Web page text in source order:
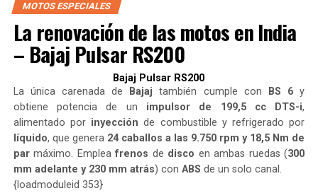
MOTOS ESPECIALES
La renovación de las motos en India
– Bajaj Pulsar RS200
Bajaj Pulsar RS200
La única carenada de
Bajaj también cumple con BS 6 y
obtiene potencia de un impulsor de 199,5 cc DTS-i,
alimentado por inyección de combustible y refrigerado por
líquido, que genera 24 caballos a las 9.750 rpm y ​​18,5 Nm de
parmáximo. Empleafrenos de disco en ambas ruedas (300
mm adelante y 230 mm atrás) con ABS de un solo canal.
{loadmoduleid 353}